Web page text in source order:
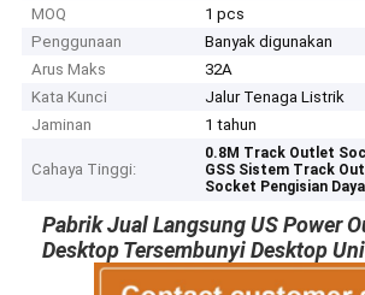
MOQ
1 pcs
Penggunaan
Banyak digunakan
Arus Maks
32A
Kata Kunci
Jalur Tenaga Listrik
Jaminan
1 tahun
Cahaya Tinggi:
0.8M Track Outlet
GSS Sistem Track
Socket Pengisian
Pabrik Jual Langsung US Power
Desktop Tersembunyi Desktop